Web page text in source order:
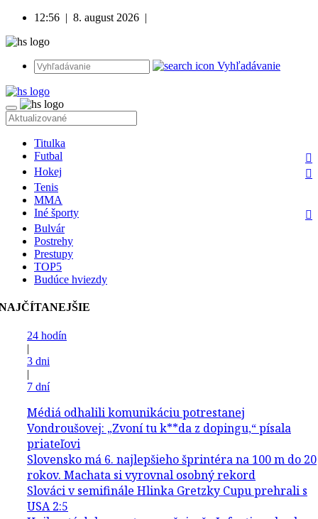
12:56 | 8. august 2026 |
Vyhľadávanie
Titulka
Futbal
Hokej
Tenis
MMA
Iné športy
Bulvár
Postrehy
Prestupy
TOP5
Budúce hviezdy
24 hodín
|
3 dni
|
7 dní